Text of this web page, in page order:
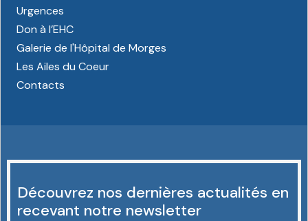
Urgences
Don à l’EHC
Galerie de l'Hôpital de Morges
Les Ailes du Coeur
Contacts
Découvrez nos dernières actualités en
recevant notre newsletter